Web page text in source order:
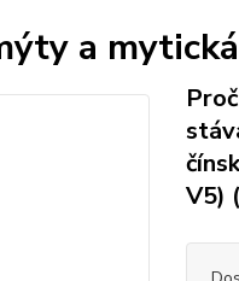
a
V5)